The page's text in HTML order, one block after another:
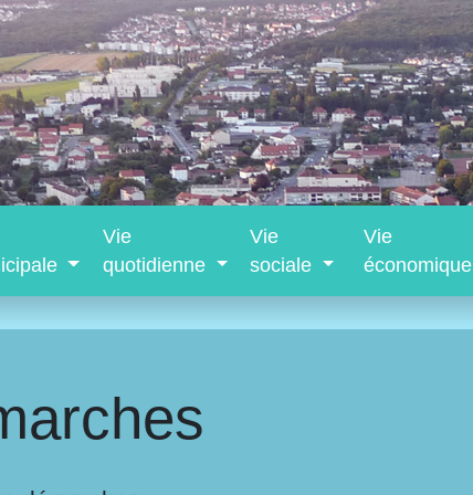
Vie
quotidienne
Vie
sociale
Vie
économique